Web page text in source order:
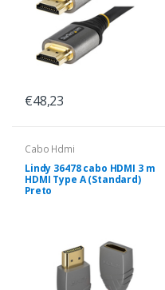
€48,23
Cabo Hdmi
Lindy 36478 cabo HDMI 3 m
HDMI Type A (Standard)
Preto